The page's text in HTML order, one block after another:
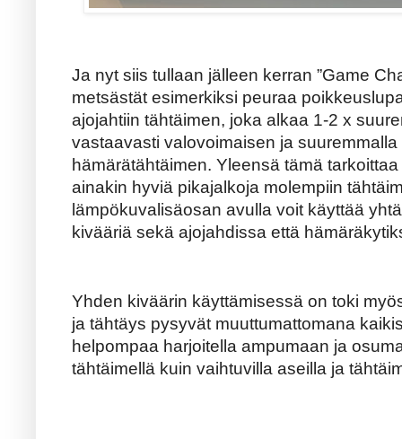
Ja nyt siis tullaan jälleen kerran ”Game
metsästät esimerkiksi peuraa
ajojahtiin tähtäimen, joka alkaa 1-2 x
vastaavasti valovoimaisen ja
hämärätähtäimen. Yleensä tämä
ainakin hyviä pikajalkoja molempiin
lämpökuvalisäosan avulla voit käyttää
kivääriä sekä ajojahdissa että
Yhden kiväärin käyttämisessä on toki
ja tähtäys pysyvät muuttumattomana
helpompaa harjoitella ampumaan ja
tähtäimellä kuin vaihtuvilla aseilla ja